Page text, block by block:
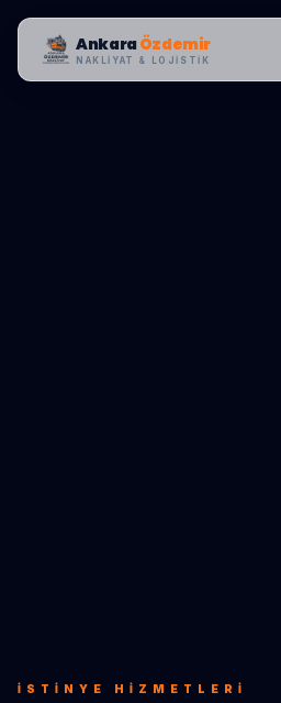
AnkaraÖzdemir
NAKLIYAT & LOJISTIK
İSTINYE HIZMETLERI